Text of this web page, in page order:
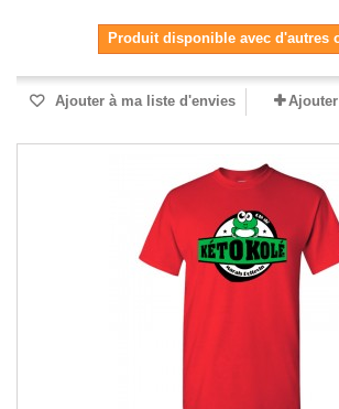
Produit disponible avec d'autres
Ajouter à ma liste d'envies